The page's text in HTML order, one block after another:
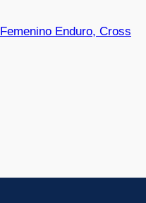
Enduro, Cross